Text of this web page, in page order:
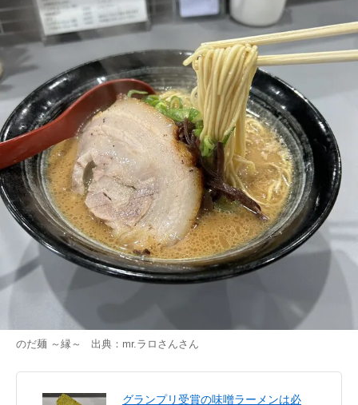
のだ麺 ～縁～ 出典： mr.ラロさんさん
グランプリ受賞の味噌ラーメンは必